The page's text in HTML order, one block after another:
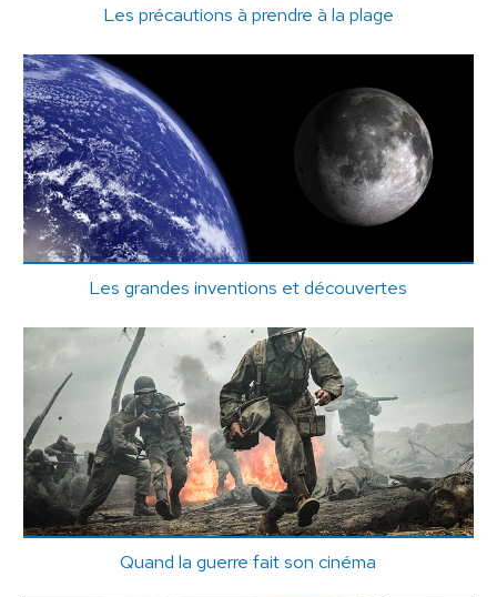
Les précautions à prendre à la plage
Les grandes inventions et découvertes
Quand la guerre fait son cinéma